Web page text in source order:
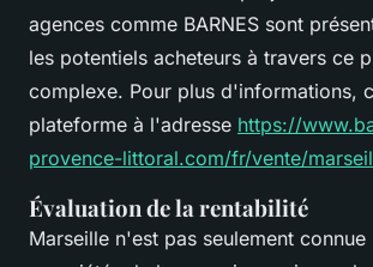
agences comme BARNES sont
les potentiels acheteurs à travers ce
complexe. Pour plus d'informations,
plateforme à l'adresse https://
provence-littoral.com/fr/vente/
Évaluation de la rentabilité
Marseille n'est pas seulement connue